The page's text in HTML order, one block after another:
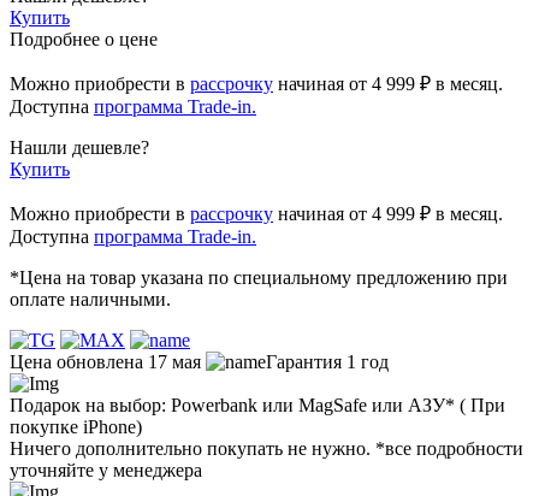
Купить
Подробнее о цене
Можно приобрести в рассрочку начиная от 4 999 ₽ в месяц.
Доступна программа Trade-in.
Нашли дешевле?
Купить
Можно приобрести в рассрочку начиная от 4 999 ₽ в месяц.
Доступна программа Trade-in.
*Цена на товар указана по специальному предложению при
оплате наличными.
Цена обновлена 17 мая Гарантия 1 год
Подарок на выбор: Powerbank или MagSafe или AЗУ* ( При
покупке iPhone)
Ничего дополнительно покупать не нужно. *все подробности
уточняйте у менеджера